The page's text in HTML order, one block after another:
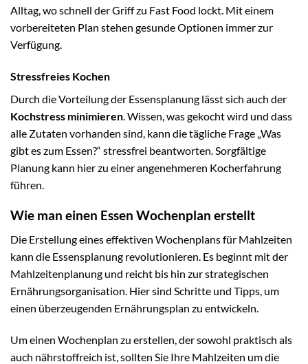
Alltag, wo schnell der Griff zu Fast Food lockt. Mit einem
vorbereiteten Plan stehen gesunde Optionen immer zur
Verfügung.
Stressfreies Kochen
Durch die Vorteilung der Essensplanung lässt sich auch der
Kochstress minimieren . Wissen, was gekocht wird und dass
alle Zutaten vorhanden sind, kann die tägliche Frage „Was
gibt es zum Essen?“ stressfrei beantworten. Sorgfältige
Planung kann hier zu einer angenehmeren Kocherfahrung
führen.
Wie man einen Essen Wochenplan erstellt
Die Erstellung eines effektiven Wochenplans für Mahlzeiten
kann die Essensplanung revolutionieren. Es beginnt mit der
Mahlzeitenplanung und reicht bis hin zur strategischen
Ernährungsorganisation. Hier sind Schritte und Tipps, um
einen überzeugenden Ernährungsplan zu entwickeln.
Um einen Wochenplan zu erstellen, der sowohl praktisch als
auch nährstoffreich ist, sollten Sie Ihre Mahlzeiten um die